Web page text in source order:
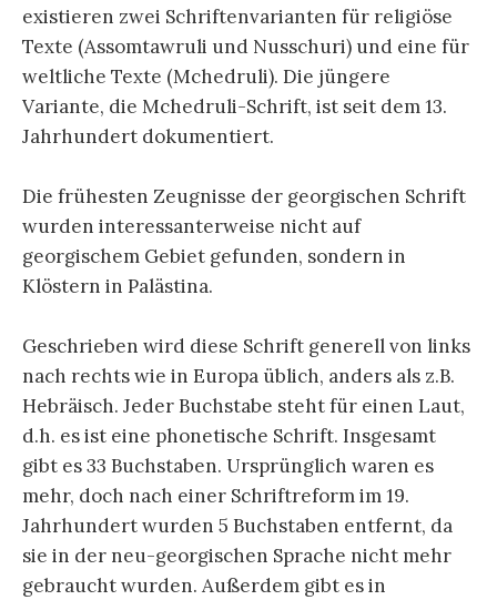
existieren zwei Schriftenvarianten für religiöse
Texte (Assomtawruli und Nusschuri) und eine für
weltliche Texte (Mchedruli). Die jüngere
Variante, die Mchedruli-Schrift, ist seit dem 13.
Jahrhundert dokumentiert.
Die frühesten Zeugnisse der georgischen Schrift
wurden interessanterweise nicht auf
georgischem Gebiet gefunden, sondern in
Klöstern in Palästina.
Geschrieben wird diese Schrift generell von links
nach rechts wie in Europa üblich, anders als z.B.
Hebräisch. Jeder Buchstabe steht für einen Laut,
d.h. es ist eine phonetische Schrift. Insgesamt
gibt es 33 Buchstaben. Ursprünglich waren es
mehr, doch nach einer Schriftreform im 19.
Jahrhundert wurden 5 Buchstaben entfernt, da
sie in der neu-georgischen Sprache nicht mehr
gebraucht wurden. Außerdem gibt es in